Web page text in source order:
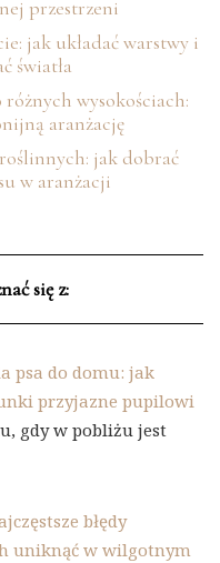
przestrzeni
jak układać warstwy i
światła
wysokościach:
aranżację
jak dobrać
w aranżacji
się z:
psa do domu: jak
przyjazne pupilowi
gdy w pobliżu jest
błędy
uniknąć w wilgotnym